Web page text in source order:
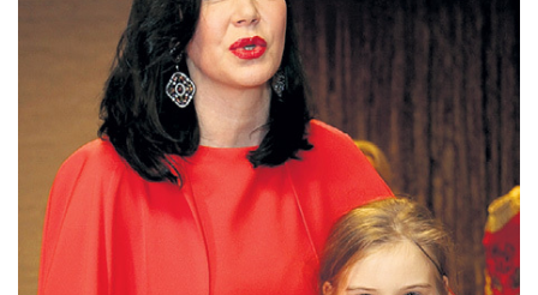
Творчество и рукоделие
Работа и бизнес
Животные
Еда и напитки
Праздники и подарки